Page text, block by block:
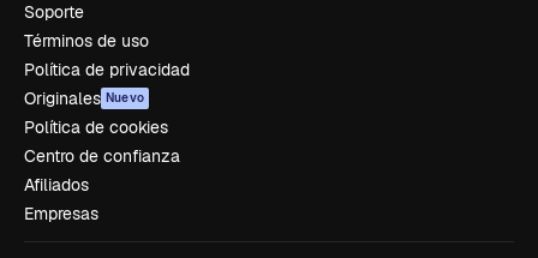
Soporte
Términos de uso
Política de privacidad
Originales Nuevo
Política de cookies
Centro de confianza
Afiliados
Empresas